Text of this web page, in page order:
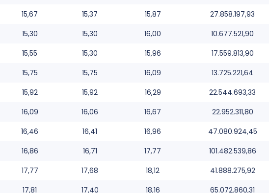
15,67 15,37 15,87
27.858.197,93
15,30 15,30 16,00
10.677.521,90
15,55 15,30 15,96
17.559.813,90
15,75 15,75 16,09
13.725.221,64
15,92 15,92 16,29
22.544.693,33
16,09 16,06 16,67
22.952.311,80
16,46 16,41 16,96
47.080.924,45
16,86 16,71 17,77
101.482.539,86
17,77 17,68 18,12
41.888.275,92
17,81 17,40 18,16
65.072.860,31